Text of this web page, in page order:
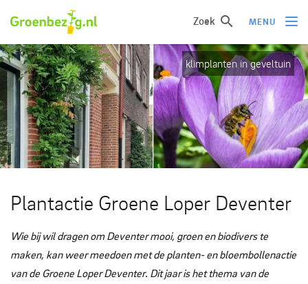
Zoek MENU
Ik wil iets doen
Ik wil iets leren
Groepen of initiatieven
Verhalen uit het veld
Over groenbezig
Meld jouw werkgroep of initiatief aan
klimplanten in geveltuin
Plantactie Groene Loper Deventer
Wie bij wil dragen om Deventer mooi, groen en biodivers te
maken, kan weer meedoen met de planten- en bloembollenactie
van de Groene Loper Deventer. Dit jaar is het thema van de